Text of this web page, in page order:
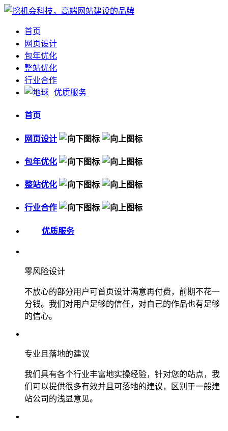
首页
网页设计
包年优化
整站优化
行业合作
优质服务
首页
网页设计
包年优化
整站优化
行业合作
优质服务
零风险设计
不放心的部分用户可首页设计满意再付费，前期不花一
分钱。我们对用户足够的信任，对自己的作品也有足够
的信心。
专业且落地的建议
我们具有各个行业丰富地实操经验，针对您的站点，我
们可以提供很多有效并且可落地的建议，区别于一般建
站公司的浅显意见。